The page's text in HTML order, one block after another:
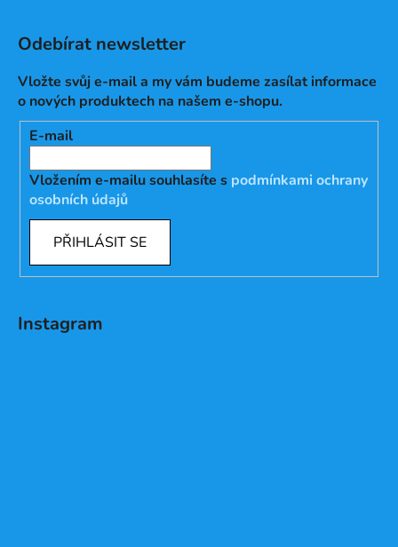
Odebírat newsletter
Vložte svůj e-mail a my vám budeme zasílat informace
o nových produktech na našem e-shopu.
E-mail
Vložením e-mailu souhlasíte s podmínkami ochrany
osobních údajů
PŘIHLÁSIT SE
Instagram